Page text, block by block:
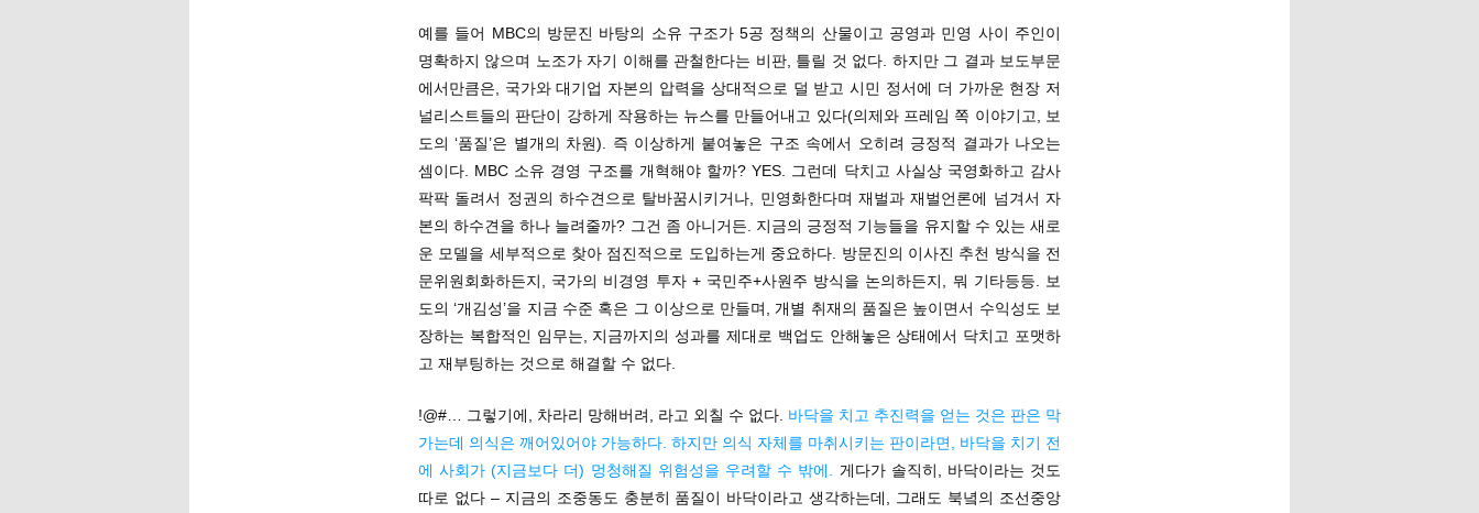
예를 들어 MBC의 방문진 바탕의 소유 구조가 5공 정책의 산물이고 공영과 민영 사이 주인이
명확하지 않으며 노조가 자기 이해를 관철한다는 비판, 틀릴 것 없다. 하지만 그 결과 보도부문
에서만큼은, 국가와 대기업 자본의 압력을 상대적으로 덜 받고 시민 정서에 더 가까운 현장 저
널리스트들의 판단이 강하게 작용하는 뉴스를 만들어내고 있다(의제와 프레임 쪽 이야기고, 보
도의 ‘품질’은 별개의 차원). 즉 이상하게 붙여놓은 구조 속에서 오히려 긍정적 결과가 나오는
셈이다. MBC 소유 경영 구조를 개혁해야 할까? YES. 그런데 닥치고 사실상 국영화하고 감사
팍팍 돌려서 정권의 하수견으로 탈바꿈시키거나, 민영화한다며 재벌과 재벌언론에 넘겨서 자
본의 하수견을 하나 늘려줄까? 그건 좀 아니거든. 지금의 긍정적 기능들을 유지할 수 있는 새로
운 모델을 세부적으로 찾아 점진적으로 도입하는게 중요하다. 방문진의 이사진 추천 방식을 전
문위원회화하든지, 국가의 비경영 투자 + 국민주+사원주 방식을 논의하든지, 뭐 기타등등. 보
도의 ‘개김성’을 지금 수준 혹은 그 이상으로 만들며, 개별 취재의 품질은 높이면서 수익성도 보
장하는 복합적인 임무는, 지금까지의 성과를 제대로 백업도 안해놓은 상태에서 닥치고 포맷하
고 재부팅하는 것으로 해결할 수 없다.
!@#… 그렇기에, 차라리 망해버려, 라고 외칠 수 없다. 바닥을 치고 추진력을 얻는 것은 판은 막
가는데 의식은 깨어있어야 가능하다. 하지만 의식 자체를 마취시키는 판이라면, 바닥을 치기 전
에 사회가 (지금보다 더) 멍청해질 위험성을 우려할 수 밖에. 게다가 솔직히, 바닥이라는 것도
따로 없다 – 지금의 조중동도 충분히 품질이 바닥이라고 생각하는데, 그래도 북녘의 조선중앙